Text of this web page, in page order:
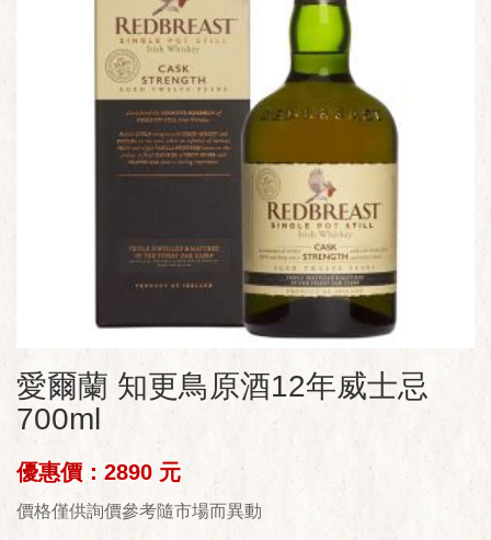
愛爾蘭 知更鳥原酒12年威士忌
700ml
優惠價：2890 元
價格僅供詢價參考隨市場而異動